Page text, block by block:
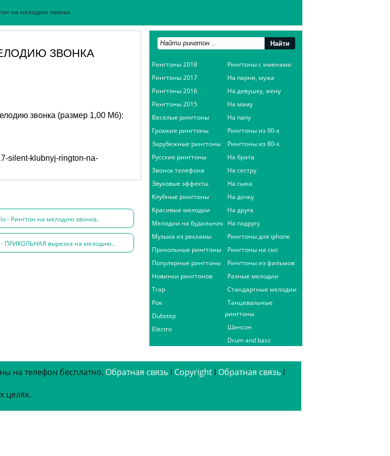
на мелодию звонка
ЗВОНКА
звонка (размер 1,00 Мб):
silent-klubnyj-rington-na-
- Рингтон на мелодию звонка..
- ПРИКОЛЬНАЯ вырезка на мелодию..
Рингтоны 2018
Рингтоны 2017
Рингтоны 2016
Рингтоны 2015
Веселые рингтоны
Громкие рингтоны
Зарубежные рингтоны
Русские рингтоны
Звонок телефона
Звуковые эффекты
Клубные рингтоны
Красивые мелодии
Мелодии на будильник
Музыка из рекламы
Прикольные рингтоны
Популярные рингтоны
Новинки рингтонов
Trap
Рок
Dubstep
Electro
Рингтоны с именами
На парня, мужа
На девушку, жену
На маму
На папу
Рингтоны из 90-х
Рингтоны из 80-х
На брата
На сестру
На сына
На дочку
На друга
На подругу
Рингтоны для iphone
Рингтоны на смс
Рингтоны из фильмов
Разные мелодии
Стандартные мелодии
Танцевальные
рингтоны
Шансон
Drum and bass
на телефон бесплатно. Обратная связь ǀ Copyright ǀ Обратная связь ǀ
целях.